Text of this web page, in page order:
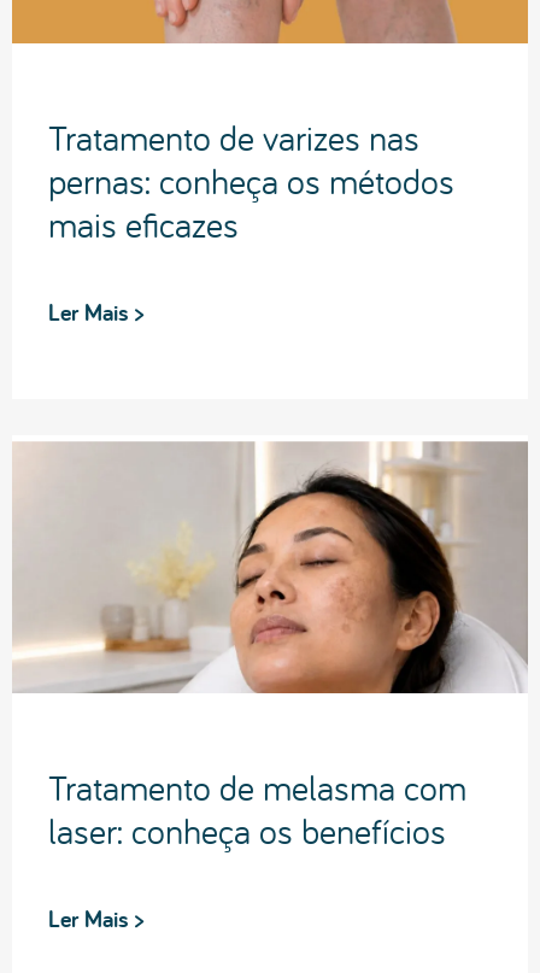
Tratamento de varizes nas
pernas: conheça os métodos
mais eficazes
Ler Mais >
Tratamento de melasma com
laser: conheça os benefícios
Ler Mais >